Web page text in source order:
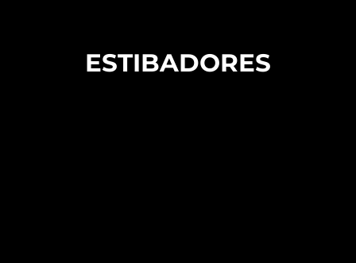
ESTIBADORES